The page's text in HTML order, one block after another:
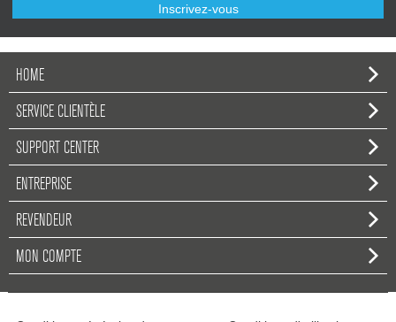
Inscrivez-vous
HOME
SERVICE CLIENTÈLE
SUPPORT CENTER
ENTREPRISE
REVENDEUR
MON COMPTE